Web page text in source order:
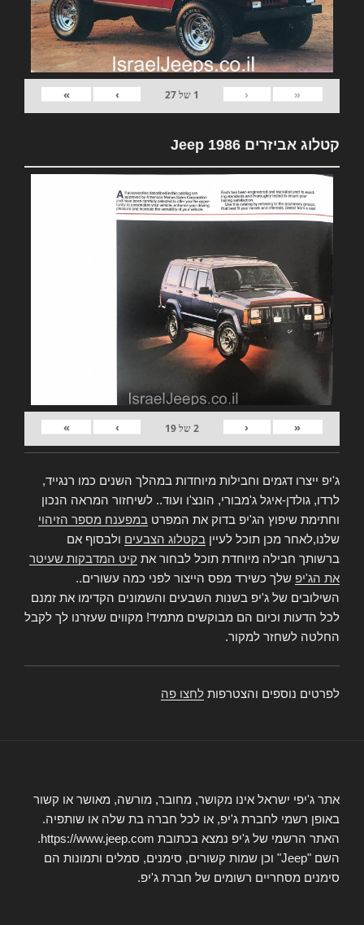
«
‹
1 של27
›
»
קטלוג אביזרים Jeep 1986
«
‹
2של19
›
»
ג'יפ ייצרו דגמים וחבילות מיוחדות במהלך השנים כמו רנגייד,
לרדו, גולדן-איגל ג'מבורי, הונצ'ו ועוד.. לשיחזור המראה הנכון
וחתימת שיפוץ הג'יפ בדוק את המפרט במפענח מספר הזיהוי
שלנו,לאחר מכן תוכל לעיין בקטלוג הצבעים ולבסוף אם
ברשותך חבילה מיוחדת תוכל לבחור את קיט המדבקות שעיטר
את הג'יפ שלך כשירד מפס הייצור לפני כמה עשורים..
השילובים של ג'יפ בשנות השבעים והשמונים הקדימו את זמנם
לכל הדעות וכיום הם מבוקשים מתמיד! מקווים שעזרנו לך לקבל
החלטה לשחזר למקור.
לפרטים נוספים והצטרפות לחצו פה
אתר ג'יפי ישראל אינו מקושר, מחובר, מורשה, מאושר או קשור
באופן רשמי לחברת ג'יפ, או לכל חברה בת שלה או שותפיה.
האתר הרשמי של ג'יפ נמצא בכתובת https://www.jeep.com.
השם "Jeep" וכן שמות קשורים, סימנים, סמלים ותמונות הם
סימנים מסחריים רשומים של חברת ג'יפ.